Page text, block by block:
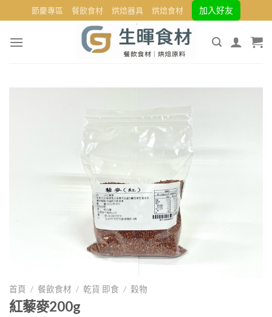
to
content
節慶專區 餐飲食材 烘焙器具 烘焙食材 加入好友
首頁 / 餐飲食材 / 乾貨 即食 / 穀物
紅藜麥200g